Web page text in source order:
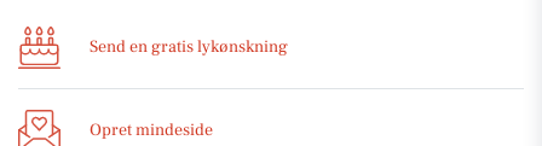
Send en gratis lykønskning
Opret mindeside